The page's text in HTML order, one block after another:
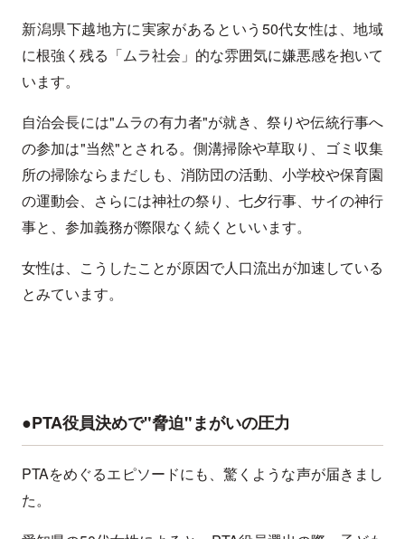
新潟県下越地方に実家があるという50代女性は、地域
に根強く残る「ムラ社会」的な雰囲気に嫌悪感を抱いて
います。
自治会長には"ムラの有力者"が就き、祭りや伝統行事へ
の参加は"当然"とされる。側溝掃除や草取り、ゴミ収集
所の掃除ならまだしも、消防団の活動、小学校や保育園
の運動会、さらには神社の祭り、七夕行事、サイの神行
事と、参加義務が際限なく続くといいます。
女性は、こうしたことが原因で人口流出が加速している
とみています。
●PTA役員決めで"脅迫"まがいの圧力
PTAをめぐるエピソードにも、驚くような声が届きまし
た。